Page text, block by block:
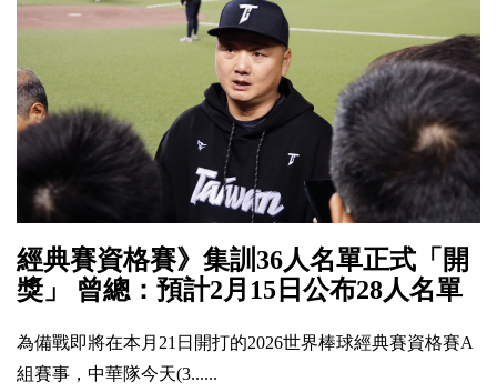
經典賽資格賽》集訓36人名單正式「開
獎」 曾總：預計2月15日公布28人名單
為備戰即將在本月21日開打的2026世界棒球經典賽資格賽A
組賽事，中華隊今天(3......